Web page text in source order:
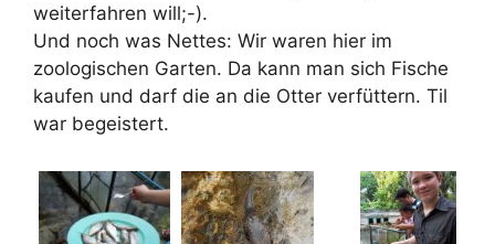
weiterfahren will;-).
Und noch was Nettes: Wir waren hier im
zoologischen Garten. Da kann man sich Fische
kaufen und darf die an die Otter verfüttern. Til
war begeistert.